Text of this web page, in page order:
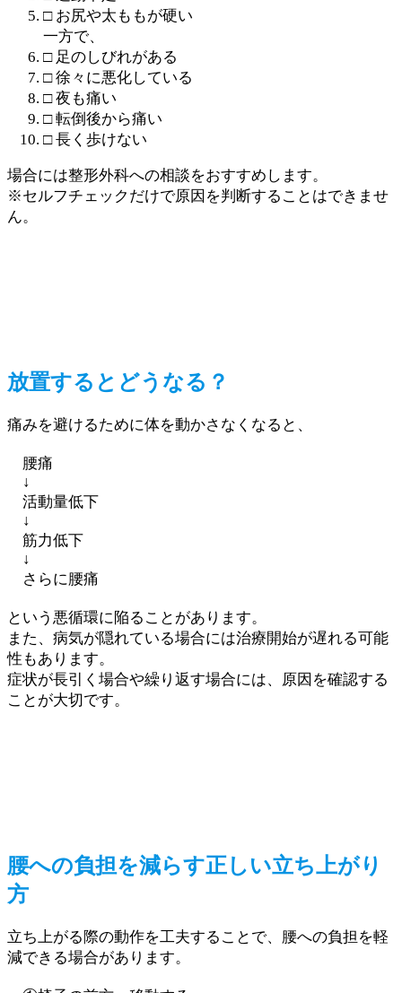
□ お尻や太ももが硬い
一方で、
□ 足のしびれがある
□ 徐々に悪化している
□ 夜も痛い
□ 転倒後から痛い
□ 長く歩けない
場合には整形外科への相談をおすすめします。
※セルフチェックだけで原因を判断することはできませ
ん。
放置するとどうなる？
痛みを避けるために体を動かさなくなると、
腰痛
↓
活動量低下
↓
筋力低下
↓
さらに腰痛
という悪循環に陥ることがあります。
また、病気が隠れている場合には治療開始が遅れる可能
性もあります。
症状が長引く場合や繰り返す場合には、原因を確認する
ことが大切です。
腰への負担を減らす正しい立ち上がり
方
立ち上がる際の動作を工夫することで、腰への負担を軽
減できる場合があります。